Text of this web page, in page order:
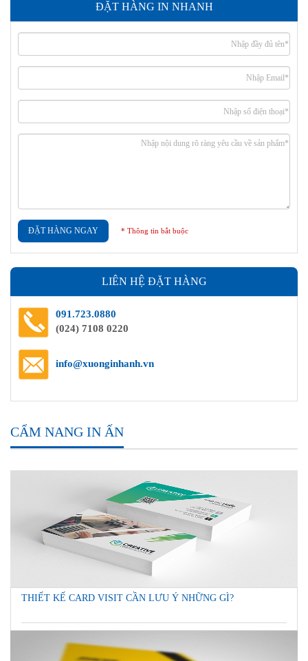
ĐẶT HÀNG IN NHANH
ĐẶT HÀNG NGAY * Thông tin bắt buộc
LIÊN HỆ ĐẶT HÀNG
091.723.0880
(024) 7108 0220
info@xuonginhanh.vn
CẨM NANG IN ẤN
THIẾT KẾ CARD VISIT CẦN LƯU Ý NHỮNG GÌ?